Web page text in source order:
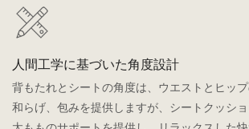
人間工学に基づいた角度設計
背もたれとシートの角度は、ウエストとヒッ
和らげ、包みを提供しますが、シートクッシ